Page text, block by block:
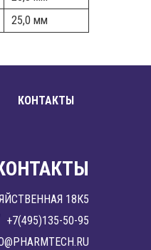
25,0 мм
КОНТАКТЫ
18К5
+7(495)135-50-95